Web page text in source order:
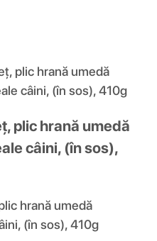
plic hrană umedă
câini, (în sos), 410g
plic hrană umedă
câini, (în sos),